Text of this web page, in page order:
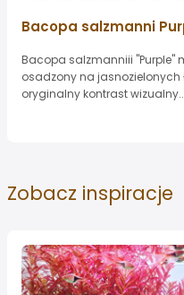
Bacopa salzmanni
Bacopa salzmanniii "Purple"
osadzony na jasnozielonych
oryginalny kontrast
Zobacz inspiracje